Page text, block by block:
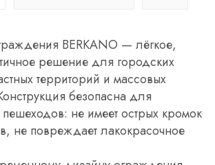
BERKANO — лёгкое,
решение для городских
территорий и массовых
безопасна для
не имеет острых кромок
не повреждает лакокрасочное